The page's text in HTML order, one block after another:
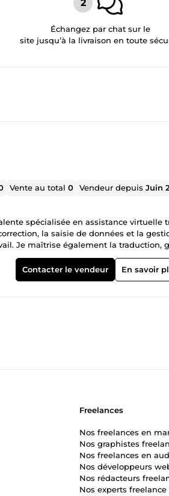
Échangez par chat sur le
site jusqu’à la livraison en toute
Vente au total0 Vendeur depuisJuin
virtuelle traduction. Mon expertise en assistance virtuelle
la saisie de données et la
Je maîtrise également la traduction,
vos documents pour assurer leur
qualité à un tarif de 6,99 euros de
Contacter le vendeur En savoir
Freelances
Nos freelances en
Nos graphistes
Nos freelances en
Nos développeurs
Nos rédacteurs
Nos experts